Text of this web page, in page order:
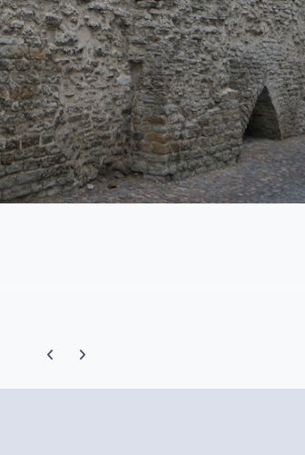
Предыдущий слайд карусели
Следующий слайд карусели